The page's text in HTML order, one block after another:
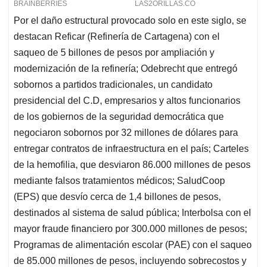
Por el daño estructural provocado solo en este siglo, se
destacan Reficar (Refinería de Cartagena) con el
saqueo de 5 billones de pesos por ampliación y
modernización de la refinería; Odebrecht que entregó
sobornos a partidos tradicionales, un candidato
presidencial del C.D, empresarios y altos funcionarios
de los gobiernos de la seguridad democrática que
negociaron sobornos por 32 millones de dólares para
entregar contratos de infraestructura en el país; Carteles
de la hemofilia, que desviaron 86.000 millones de pesos
mediante falsos tratamientos médicos; SaludCoop
(EPS) que desvío cerca de 1,4 billones de pesos,
destinados al sistema de salud pública; Interbolsa con el
mayor fraude financiero por 300.000 millones de pesos;
Programas de alimentación escolar (PAE) con el saqueo
de 85.000 millones de pesos, incluyendo sobrecostos y